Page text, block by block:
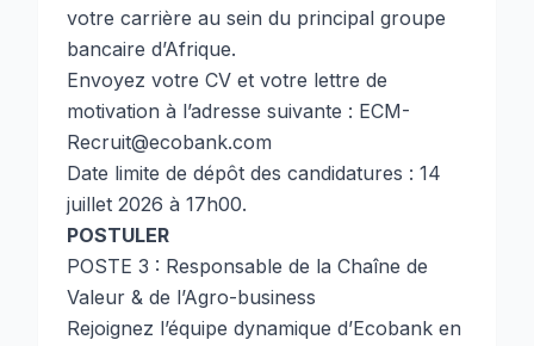
votre carrière au sein du principal groupe
bancaire d’Afrique.
Envoyez votre CV et votre lettre de
motivation à l’adresse suivante : ECM-
Recruit@ecobank.com
Date limite de dépôt des candidatures : 14
juillet 2026 à 17h00.
POSTULER
POSTE 3 : Responsable de la Chaîne de
Valeur & de l’Agro-business
Rejoignez l’équipe dynamique d’Ecobank en